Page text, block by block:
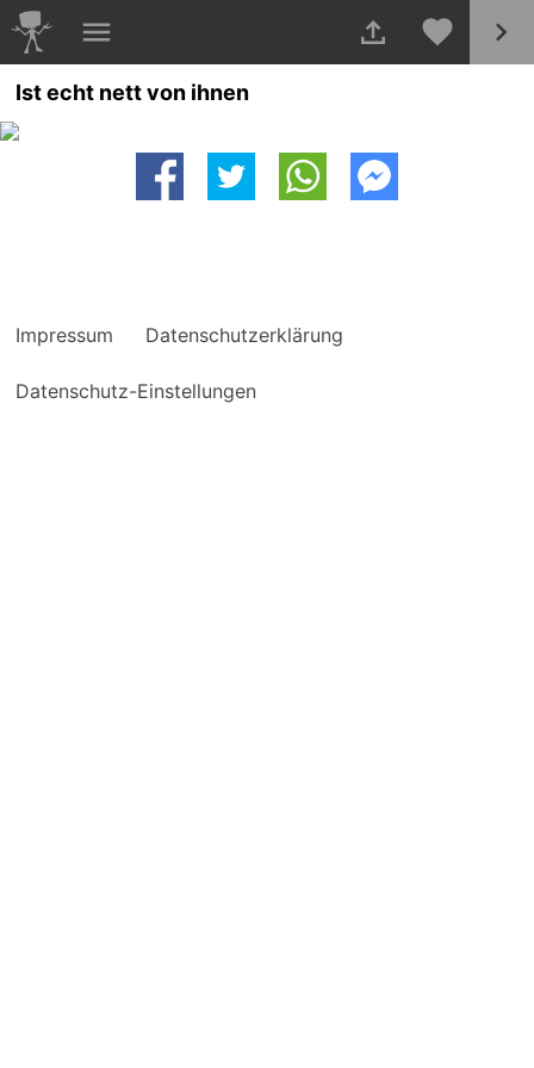
Ist echt nett von ihnen
Impressum Datenschutzerklärung
Datenschutz-Einstellungen